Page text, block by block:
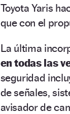
Toyota Yaris
que con el
La última
en todas las
seguridad
de señales,
avisador de